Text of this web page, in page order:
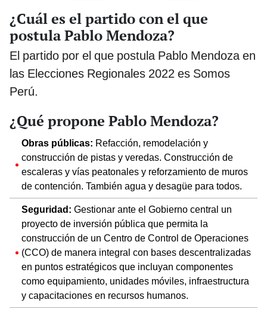
¿Cuál es el partido con el que
postula Pablo Mendoza?
El partido por el que postula Pablo Mendoza en
las Elecciones Regionales 2022 es Somos
Perú.
¿Qué propone Pablo Mendoza?
Obras públicas: Refacción, remodelación y
construcción de pistas y veredas. Construcción de
escaleras y vías peatonales y reforzamiento de muros
de contención. También agua y desagüe para todos.
Seguridad: Gestionar ante el Gobierno central un
proyecto de inversión pública que permita la
construcción de un Centro de Control de Operaciones
(CCO) de manera integral con bases descentralizadas
en puntos estratégicos que incluyan componentes
como equipamiento, unidades móviles, infraestructura
y capacitaciones en recursos humanos.